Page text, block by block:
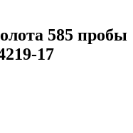
585 пробы
17